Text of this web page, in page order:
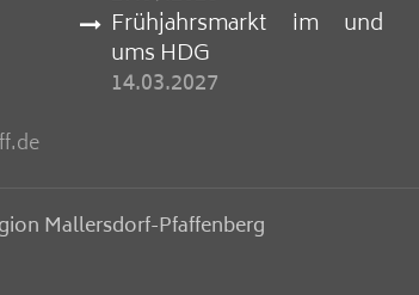
Frühjahrsmarkt im und
ums HDG
14.03.2027
Mallersdorf-Pfaffenberg